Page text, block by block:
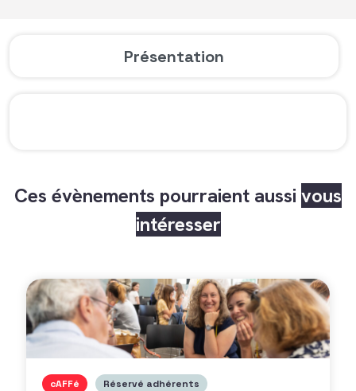
Présentation
Ces évènements pourraient aussi vous
intéresser
cAFFé Réservé adhérents